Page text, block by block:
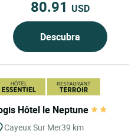
80.91 USD
Descubra
Hôtel le Neptune
Cayeux Sur Mer39 km